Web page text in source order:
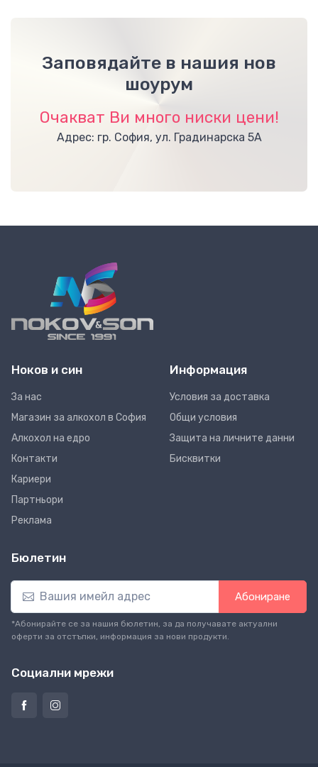
Заповядайте в нашия нов
шоурум
Очакват Ви много ниски цени!
Адрес: гр. София, ул. Градинарска 5А
Ноков и син
За нас
Магазин за алкохол в София
Алкохол на едро
Контакти
Кариери
Партньори
Реклама
Информация
Условия за доставка
Общи условия
Защита на личните данни
Бисквитки
Бюлетин
Абониране
*Абонирайте се за нашия бюлетин, за да получавате актуални
оферти за отстъпки, информация за нови продукти.
Социални мрежи